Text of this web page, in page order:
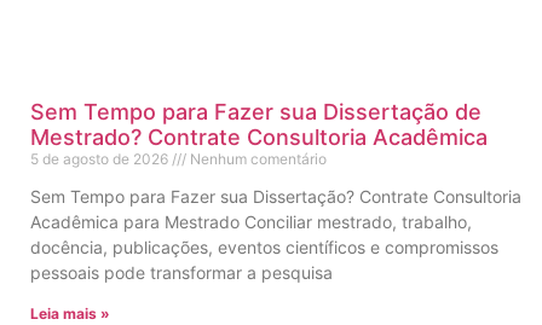
Sem Tempo para Fazer sua Dissertação de
Mestrado? Contrate Consultoria Acadêmica
5 de agosto de 2026 Nenhum comentário
Sem Tempo para Fazer sua Dissertação? Contrate Consultoria
Acadêmica para Mestrado Conciliar mestrado, trabalho,
docência, publicações, eventos científicos e compromissos
pessoais pode transformar a pesquisa
Leia mais »